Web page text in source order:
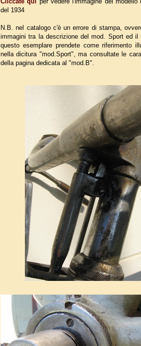
del 1934
N.B. nel catalogo c'è un errore di stampa,
immagini tra la descrizione del mod. Sport ed il
questo esemplare prendete come riferimento
nella dicitura "mod.Sport", ma consultate le
della pagina dedicata al "mod.B".